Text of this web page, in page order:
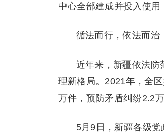
中心全部建成并投入使用
循法而行，依法而治
近年来，新疆依法防
理新格局。2021年，全
万件，预防矛盾纠纷2.2万
5月9日，新疆各级